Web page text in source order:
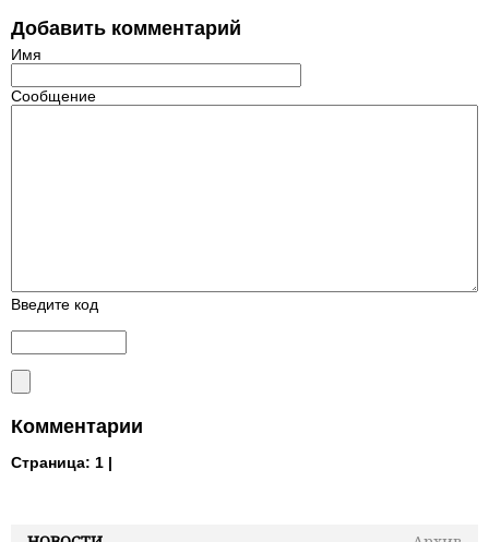
Добавить комментарий
Имя
Сообщение
Введите код
Комментарии
Страница: 1 |